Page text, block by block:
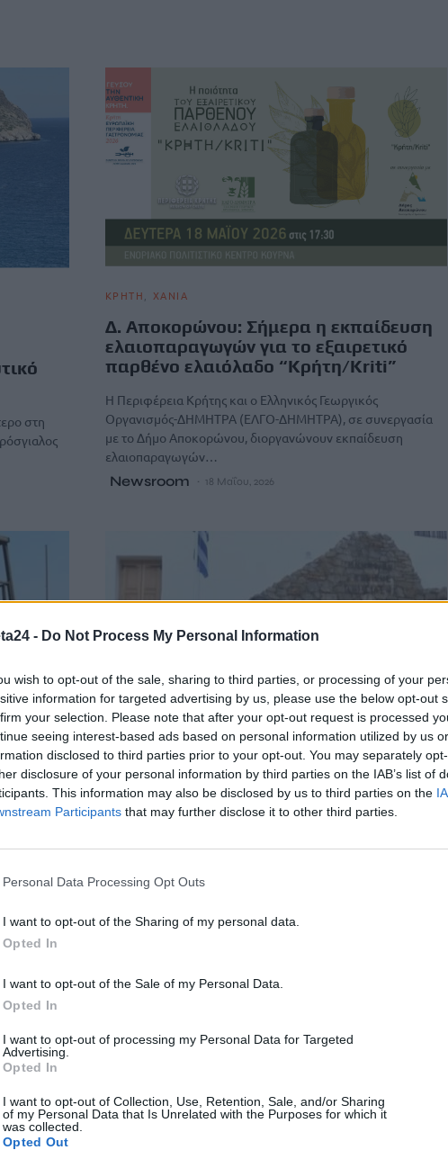
- Do Not Process My Personal Information
wish to opt-out of the sale, sharing to third parties, or processing of your
information for targeted advertising by us, please use the below opt-out
your selection. Please note that after your opt-out request is processed
seeing interest-based ads based on personal information utilized by us
disclosed to third parties prior to your opt-out. You may separately
disclosure of your personal information by third parties on the IAB’s list of
This information may also be disclosed by us to third parties on the
Participants that may further disclose it to other third parties.
Personal Data Processing Opt Outs
I want to opt-out of the Sharing of my personal data.
Opted In
I want to opt-out of the Sale of my Personal Data.
Opted In
I want to opt-out of processing my Personal Data for Targeted
Advertising.
Opted In
I want to opt-out of Collection, Use, Retention, Sale, and/or Sharing
of my Personal Data that Is Unrelated with the Purposes for which it
was collected.
Opted Out
στη
ΚΡΗΤΗ ΧΑΝΙΑ
Δ. Αποκορώνου: Σήμερα η εκπαίδευση
ελαιοπαραγωγών για το εξαιρετικό
παρθένο ελαιόλαδο “Κρήτη/Kriti”
Η Περιφέρεια Κρήτης και ο Ελληνικός Γεωργικός
Οργανισμός-ΔΗΜΗΤΡΑ (ΕΛΓΟ-ΔΗΜΗΤΡΑ), σε συνεργασία
με το Δήμο Αποκορώνου, διοργανώνουν εκπαίδευση
ελαιοπαραγωγών…
Newsroom 18 Μαΐου, 2026
για
με…
Επετειακή εκδήλωση τιμής και μνήμης
για την Εθνική Αντίσταση στη Ραμνή
Αποκορώνου
Δήμος Αποκορώνου, η Δημοτική Κοινότητα Ραμνής και ο